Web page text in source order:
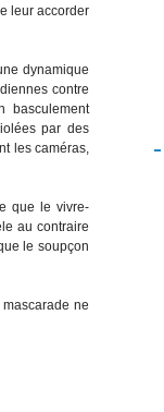
leur accorder
dynamique
contre
basculement
par des
les caméras,
que le vivre-
au contraire
le soupçon
mascarade ne